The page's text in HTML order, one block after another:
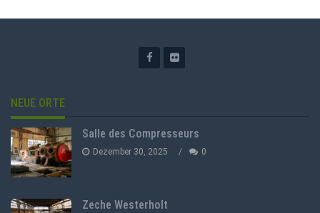
NEUE ORTE
Salle des Compresseurs
Dezember 30, 2025 0
Zeche Westerholt